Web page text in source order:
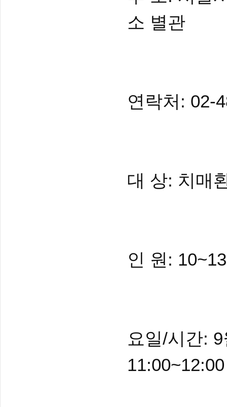
소 별관
연락처: 02-
대 상: 치매
인 원:
요일/시간:
11:00~12:00